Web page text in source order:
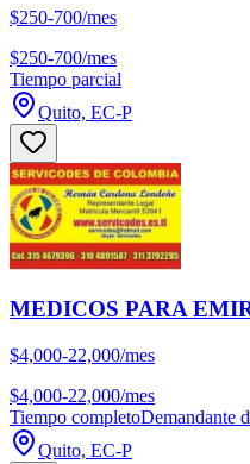
$250-700/mes
$250-700/mes
Tiempo parcial
Quito, EC-P
MEDICOS PARA
$4,000-22,000/mes
$4,000-22,000/mes
Tiempo completoDemandante
Quito, EC-P